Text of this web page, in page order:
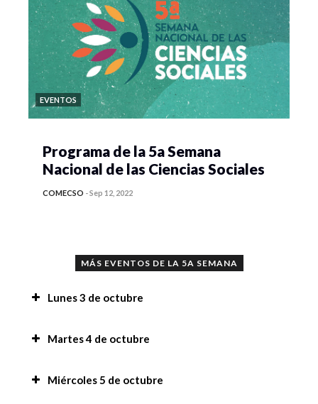
EVENTOS
Programa de la 5a Semana
Nacional de las Ciencias Sociales
COMECSO -Sep 12, 2022
MÁS EVENTOS DE LA 5A SEMANA
Lunes 3 de octubre
Investigación en Comunicación, 8:30 am
Mensaje de bienvenida a la 5a Semana Nacional
Martes 4 de octubre
Resiliencias sociales, 9:00 am
Miércoles 5 de octubre